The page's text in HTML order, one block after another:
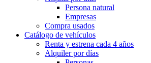
Persona natural
Empresas
Compra usados
Catálogo de vehículos
Renta y estrena cada 4 años
Alquiler por días